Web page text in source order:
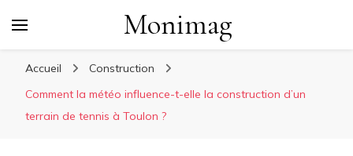
Monimag
Accueil
Construction
Comment la météo influence-t-elle la construction d’un
terrain de tennis à Toulon ?